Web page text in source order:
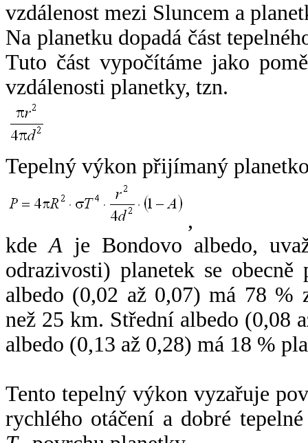
vzdálenost mezi Sluncem a
Na planetku dopadá část
Tuto část vypočítáme jako
vzdálenosti planetky, tzn.
Tepelný výkon přijímaný
,
kdeA je Bondovo albedo,
odrazivosti) planetek se
albedo (0,02 až 0,07) má 78 %
než 25 km. Střední albedo (0,08
albedo (0,13 až 0,28) má 18 %
Tento tepelný výkon vyzařuje
rychlého otáčení a dobré